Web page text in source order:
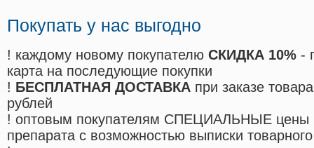
Покупать у нас выгодно
! каждому новому покупателю СКИДКА 10% -
карта на последующие покупки
! БЕСПЛАТНАЯ ДОСТАВКА при заказе
рублей
! оптовым покупателям СПЕЦИАЛЬНЫЕ цены
препарата с возможностью выписки